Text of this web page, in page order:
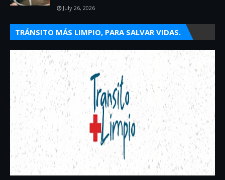
July 26, 2026
TRÁNSITO MÁS LIMPIO, PARA SALVAR VIDAS.